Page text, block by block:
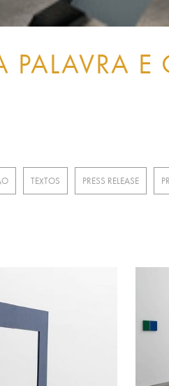
PALAVRA
TEXTOS PRESS RELEASE